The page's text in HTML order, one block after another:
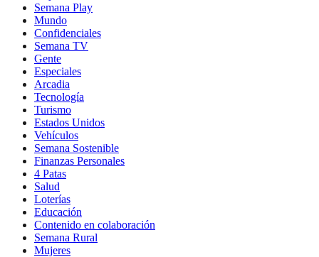
Semana Play
Mundo
Confidenciales
Semana TV
Gente
Especiales
Arcadia
Tecnología
Turismo
Estados Unidos
Vehículos
Semana Sostenible
Finanzas Personales
4 Patas
Salud
Loterías
Educación
Contenido en colaboración
Semana Rural
Mujeres